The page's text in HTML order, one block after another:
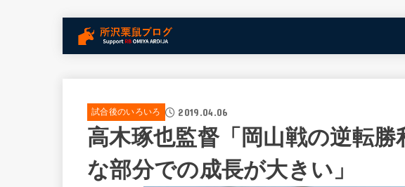
試合後のいろいろ 2019.04.06
高木琢也監督「岡山戦の逆転
な部分での成長が大きい」